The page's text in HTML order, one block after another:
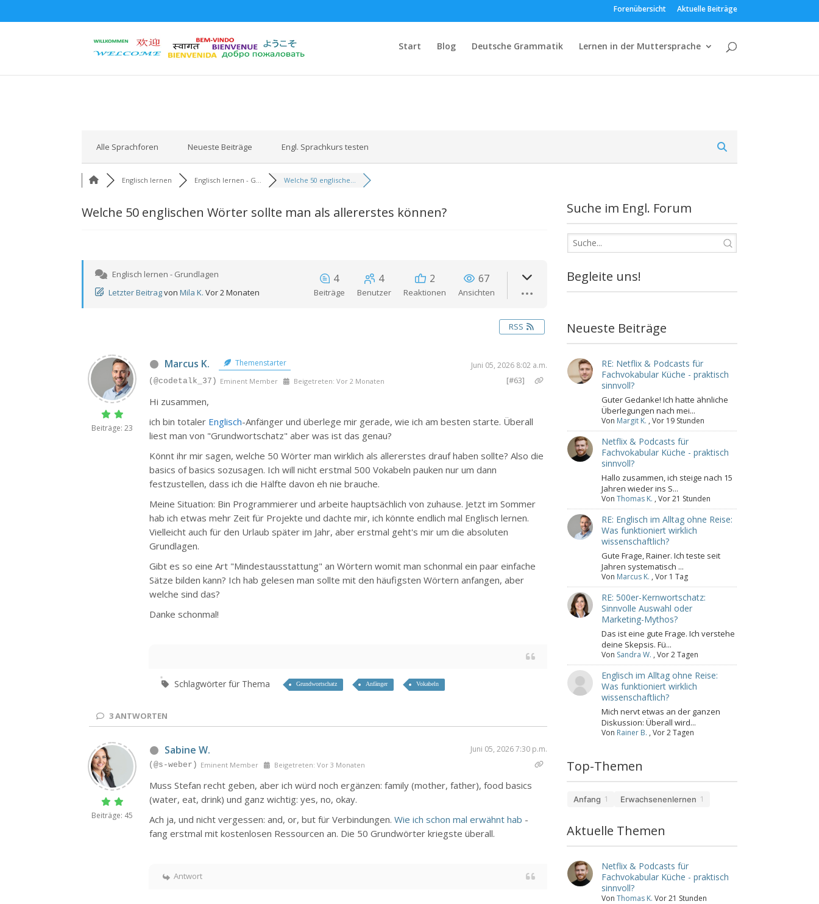
Forenübersicht Aktuelle Beiträge
Start Blog Deutsche Grammatik Lernen in der Muttersprache
Alle Sprachforen Neueste Beiträge Engl. Sprachkurs testen
Englisch lernen Englisch lernen - G... Welche 50 englische...
Welche 50 englischen Wörter sollte man als allererstes können?
Englisch lernen - Grundlagen
Letzter Beitragvon Mila K. Vor 2 Monaten
4
Beiträge
4
Benutzer
2
Reaktionen
67
Ansichten
RSS
Beiträge: 23
Marcus K. Themenstarter Juni 05, 2026 8:02 a.m.
(@codetalk_37) Eminent Member Beigetreten: Vor 2 Monaten [#63]
Hi zusammen,
ich bin totaler Englisch-Anfänger und überlege mir gerade, wie ich am besten starte. Überall
liest man von "Grundwortschatz" aber was ist das genau?
Könnt ihr mir sagen, welche 50 Wörter man wirklich als allererstes drauf haben sollte? Also die
basics of basics sozusagen. Ich will nicht erstmal 500 Vokabeln pauken nur um dann
festzustellen, dass ich die Hälfte davon eh nie brauche.
Meine Situation: Bin Programmierer und arbeite hauptsächlich von zuhause. Jetzt im Sommer
hab ich etwas mehr Zeit für Projekte und dachte mir, ich könnte endlich mal Englisch lernen.
Vielleicht auch für den Urlaub später im Jahr, aber erstmal geht's mir um die absoluten
Grundlagen.
Gibt es so eine Art "Mindestausstattung" an Wörtern womit man schonmal ein paar einfache
Sätze bilden kann? Ich hab gelesen man sollte mit den häufigsten Wörtern anfangen, aber
welche sind das?
Danke schonmal!
Schlagwörter für Thema Grundwortschatz Anfänger Vokabeln
3ANTWORTEN
Beiträge: 45
Sabine W. Juni 05, 2026 7:30 p.m.
(@s-weber) Eminent Member Beigetreten: Vor 3 Monaten
Muss Stefan recht geben, aber ich würd noch ergänzen: family (mother, father), food basics
(water, eat, drink) und ganz wichtig: yes, no, okay.
Ach ja, und nicht vergessen: and, or, but für Verbindungen.Wie ich schon mal erwähnt hab -
fang erstmal mit kostenlosen Ressourcen an. Die 50 Grundwörter kriegste überall.
Antwort
Suche im Engl. Forum
Begleite uns!
Neueste Beiträge
RE: Netflix & Podcasts für
Fachvokabular Küche - praktisch
sinnvoll?
Guter Gedanke! Ich hatte ähnliche
Überlegungen nach mei...
Von Margit K. , Vor 19 Stunden
Netflix & Podcasts für
Fachvokabular Küche - praktisch
sinnvoll?
Hallo zusammen, ich steige nach 15
Jahren wieder ins S...
Von Thomas K. , Vor 21 Stunden
RE: Englisch im Alltag ohne Reise:
Was funktioniert wirklich
wissenschaftlich?
Gute Frage, Rainer. Ich teste seit
Jahren systematisch ...
Von Marcus K. , Vor 1 Tag
RE: 500er-Kernwortschatz:
Sinnvolle Auswahl oder
Marketing-Mythos?
Das ist eine gute Frage. Ich verstehe
deine Skepsis. Fü...
Von Sandra W. , Vor 2 Tagen
Englisch im Alltag ohne Reise:
Was funktioniert wirklich
wissenschaftlich?
Mich nervt etwas an der ganzen
Diskussion: Überall wird...
Von Rainer B. , Vor 2 Tagen
Top-Themen
Anfang 1 Erwachsenenlernen 1
Aktuelle Themen
Netflix & Podcasts für
Fachvokabular Küche - praktisch
sinnvoll?
Von Thomas K. Vor 21 Stunden